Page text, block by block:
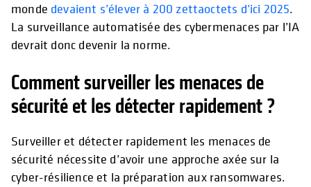
monde devaient s’élever à 200 zettaoctets d’ici 2025.
La surveillance automatisée des cybermenaces par l’IA
devrait donc devenir la norme.
Comment surveiller les menaces de
sécurité et les détecter rapidement ?
Surveiller et détecter rapidement les menaces de
sécurité nécessite d’avoir une approche axée sur la
cyber-résilience et la préparation aux ransomwares.